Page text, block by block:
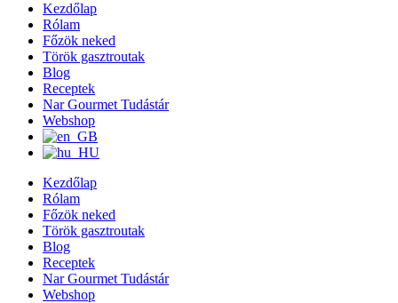
Kezdőlap
Rólam
Főzök neked
Török gasztroutak
Blog
Receptek
Nar Gourmet Tudástár
Webshop
Kezdőlap
Rólam
Főzök neked
Török gasztroutak
Blog
Receptek
Nar Gourmet Tudástár
Webshop